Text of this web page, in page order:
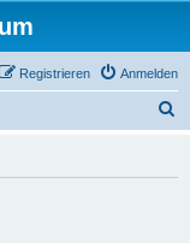
Anmelden
Registrieren